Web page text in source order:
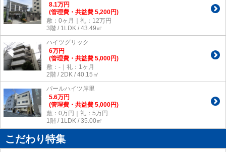
8.1万円
(管理費・共益費 5,200円)
敷：0ヶ月｜礼：12万円
3階 / 1LDK / 43.49㎡
ハイツグリック
6万円
(管理費・共益費 5,000円)
敷：-｜礼：1ヶ月
2階 / 2DK / 40.15㎡
パールハイツ岸里
5.6万円
(管理費・共益費 5,000円)
敷：0万円｜礼：5万円
1階 / 1LDK / 35.00㎡
こだわり特集